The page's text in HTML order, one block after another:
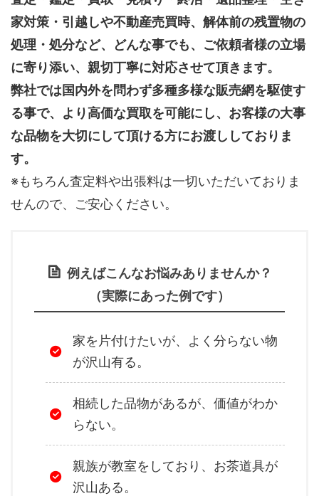
家対策・引越しや不動産売買時、解体前の残置物の
処理・処分など、どんな事でも、 ご依頼者様の立場
に寄り添い、親切丁寧に対応させて頂きます。
弊社では国内外を問わず多種多様な販売網を駆使す
る事で、より高価な買取を可能にし、お客様の大事
な品物を大切にして頂ける方にお渡ししておりま
す。
※もちろん査定料や出張料は一切いただいておりま
せんので、ご安心ください。
例えばこんなお悩みありませんか？
（実際にあった例です）
家を片付けたいが、よく分らない物
が沢山有る。
相続した品物があるが、価値がわか
らない。
親族が教室をしており、お茶道具が
沢山ある。